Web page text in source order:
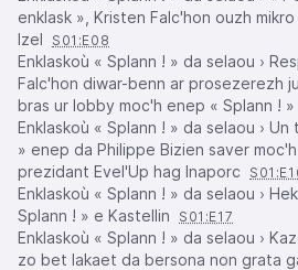
enklask », Kristen Falc'hon ouzh
Izel
S01:E08
Enklaskoù « Splann ! » da selaou ›
Falc'hon diwar-benn ar prosezerezh
bras ur lobby moc'h enep « Splann ! »
Enklaskoù « Splann ! » da selaou ›
» enep da Philippe Bizien saver
prezidant Evel'Up hag Inaporc
Enklaskoù « Splann ! » da selaou ›
Splann ! » e Kastellin
S01:E17
Enklaskoù « Splann ! » da selaou ›
zo bet lakaet da bersona non grata